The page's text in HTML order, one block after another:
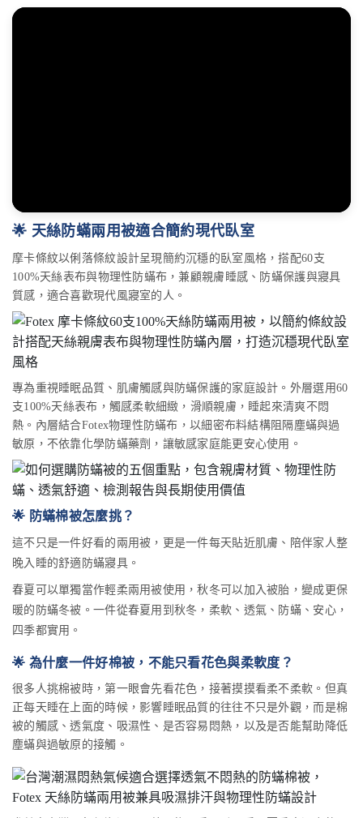
🌟 天絲防蟎兩用被適合簡約現代臥室
摩卡條紋以俐落條紋設計呈現簡約沉穩的臥室風格，搭配60支
100%天絲表布與物理性防蟎布，兼顧親膚睡感、防蟎保護與寢具
質感，適合喜歡現代風寢室的人。
專為重視睡眠品質、肌膚觸感與防蟎保護的家庭設計。外層選用60
支100%天絲表布，觸感柔軟細緻，滑順親膚，睡起來清爽不悶
熱。內層結合Fotex物理性防蟎布，以細密布料結構阻隔塵蟎與過
敏原，不依靠化學防蟎藥劑，讓敏感家庭能更安心使用。
🌟 防蟎棉被怎麼挑？
這不只是一件好看的兩用被，更是一件每天貼近肌膚、陪伴家人整
晚入睡的舒適防蟎寢具。
春夏可以單獨當作輕柔兩用被使用，秋冬可以加入被胎，變成更保
暖的防蟎冬被。一件從春夏用到秋冬，柔軟、透氣、防蟎、安心，
四季都實用。
🌟 為什麼一件好棉被，不能只看花色與柔軟度？
很多人挑棉被時，第一眼會先看花色，接著摸摸看柔不柔軟。但真
正每天睡在上面的時候，影響睡眠品質的往往不只是外觀，而是棉
被的觸感、透氣度、吸濕性、是否容易悶熱，以及是否能幫助降低
塵蟎與過敏原的接觸。